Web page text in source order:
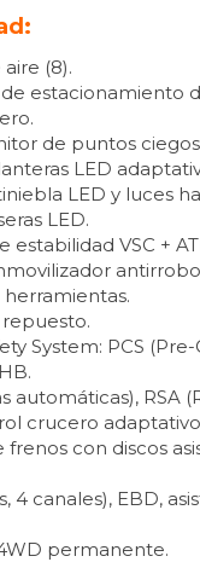
aire (8).
de estacionamiento
de puntos
LED
LED y luces
LED.
estabilidad VSC +
herramientas.
repuesto.
System: PCS
automáticas), RSA
crucero
frenos con discos
4 canales), EBD,
permanente.